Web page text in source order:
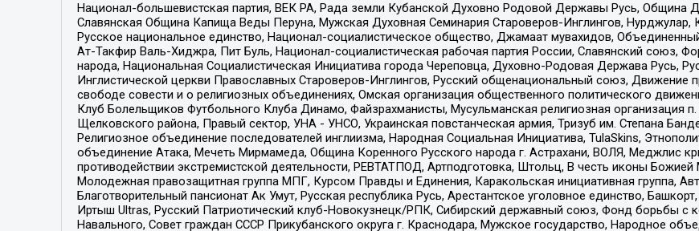
Национал-большевистская партия, ВЕК РА, Рада земли Кубанской Духовно Родовой Державы Русь, Община
Славянская Община Капища Веды Перуна, Мужская Духовная Семинария Староверов-Инглингов,
Русское национальное единство, Национал-социалистическое общество, Джамаат мувахидов,
Ат-Такфир Валь-Хиджра, Пит Буль, Национал-социалистическая рабочая партия России, Славянский союз,
народа, Национальная Социалистическая Инициатива города Череповца, Духовно-Родовая Держава Русь,
Инглистической церкви Православных Староверов-Инглингов, Русский общенациональный союз, Движение
свободе совести и о религиозных объединениях, Омская организация общественного политического
Клуб Болельщиков Футбольного Клуба Динамо, Файзрахманисты, Мусульманская религиозная организация
Щелковского района, Правый сектор, УНА - УНСО, Украинская повстанческая армия, Тризуб им. Степана
Религиозное объединение последователей инглиизма, Народная Социальная Инициатива, TulaSkins,
объединение Атака, Мечеть Мирмамеда, Община Коренного Русского народа г. Астрахани, ВОЛЯ, Меджлис
противодействии экстремистской деятельности, РЕВТАТПОД, Артподготовка, Штольц, В честь иконы
Молодежная правозащитная группа МПГ, Курсом Правды и Единения, Каракольская инициативная группа,
Благотворительный пансионат Ак Умут, Русская республика Русь, Арестантское уголовное единство,
Иртыш Ultras, Русский Патриотический клуб-Новокузнецк/РПК, Сибирский державный союз, Фонд борьбы с
Навального, Совет граждан СССР Прикубанского округа г. Краснодара, Мужское государство, Народное